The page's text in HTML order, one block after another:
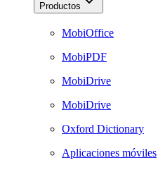
Productos
MobiOffice
MobiPDF
MobiDrive
MobiDrive
Oxford Dictionary
Aplicaciones móviles